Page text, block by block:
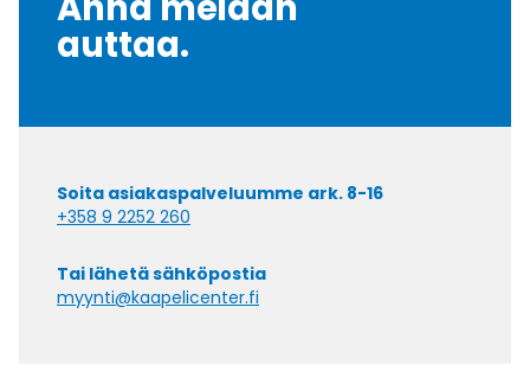
auttaa.
Soita asiakaspalveluumme ark. 8-16
+358 9 2252 260
Tai lähetä sähköpostia
myynti@kaapelicenter.fi